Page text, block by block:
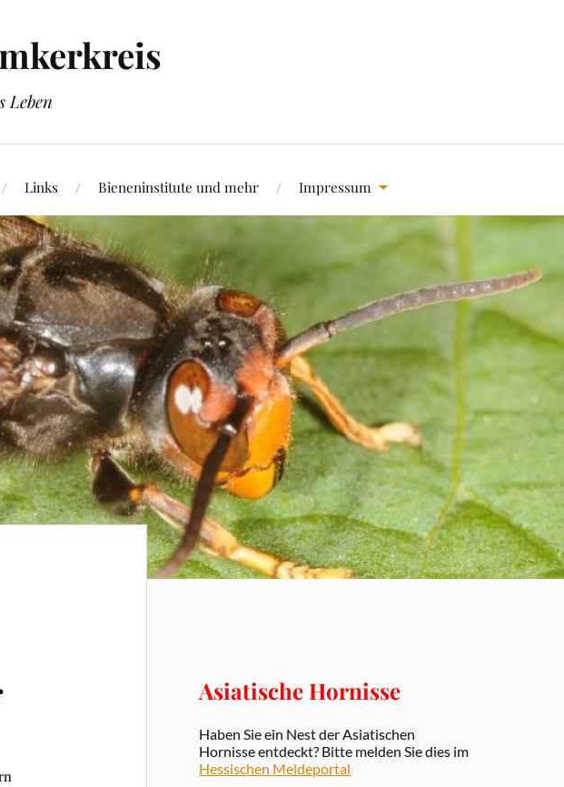
Leben
Links Bieneninstitute und mehr Impressum
Asiatische Hornisse
Haben Sie ein Nest der Asiatischen
Hornisse entdeckt? Bitte melden Sie dies im
Hessischen Meldeportal